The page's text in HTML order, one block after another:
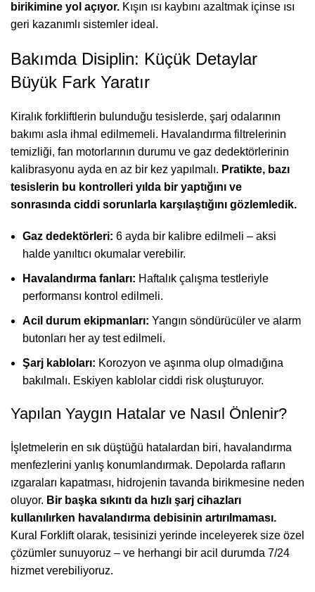
birikimine yol açıyor. Kışın ısı kaybını azaltmak içinse ısı
geri kazanımlı sistemler ideal.
Bakımda Disiplin: Küçük Detaylar
Büyük Fark Yaratır
Kiralık forkliftlerin bulunduğu tesislerde, şarj odalarının
bakımı asla ihmal edilmemeli. Havalandırma filtrelerinin
temizliği, fan motorlarının durumu ve gaz dedektörlerinin
kalibrasyonu ayda en az bir kez yapılmalı. Pratikte, bazı
tesislerin bu kontrolleri yılda bir yaptığını ve
sonrasında ciddi sorunlarla karşılaştığını gözlemledik.
Gaz dedektörleri: 6 ayda bir kalibre edilmeli – aksi
halde yanıltıcı okumalar verebilir.
Havalandırma fanları: Haftalık çalışma testleriyle
performansı kontrol edilmeli.
Acil durum ekipmanları: Yangın söndürücüler ve alarm
butonları her ay test edilmeli.
Şarj kabloları: Korozyon ve aşınma olup olmadığına
bakılmalı. Eskiyen kablolar ciddi risk oluşturuyor.
Yapılan Yaygın Hatalar ve Nasıl Önlenir?
İşletmelerin en sık düştüğü hatalardan biri, havalandırma
menfezlerini yanlış konumlandırmak. Depolarda rafların
ızgaraları kapatması, hidrojenin tavanda birikmesine neden
oluyor. Bir başka sıkıntı da hızlı şarj cihazları
kullanılırken havalandırma debisinin artırılmaması.
Kural Forklift olarak, tesisinizi yerinde inceleyerek size özel
çözümler sunuyoruz – ve herhangi bir acil durumda 7/24
hizmet verebiliyoruz.